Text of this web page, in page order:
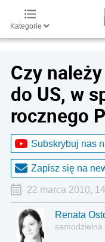
Kategorie
Czy
do US, w
rocznego
Subskrybuj nas
Zapisz się na
22 marca 2010,
Renata
samodzielna